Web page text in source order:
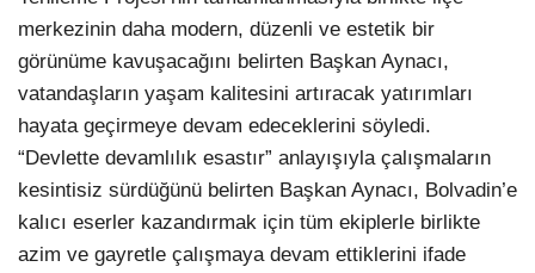
merkezinin daha modern, düzenli ve estetik bir
görünüme kavuşacağını belirten Başkan Aynacı,
vatandaşların yaşam kalitesini artıracak yatırımları
hayata geçirmeye devam edeceklerini söyledi.
“Devlette devamlılık esastır” anlayışıyla çalışmaların
kesintisiz sürdüğünü belirten Başkan Aynacı, Bolvadin’e
kalıcı eserler kazandırmak için tüm ekiplerle birlikte
azim ve gayretle çalışmaya devam ettiklerini ifade